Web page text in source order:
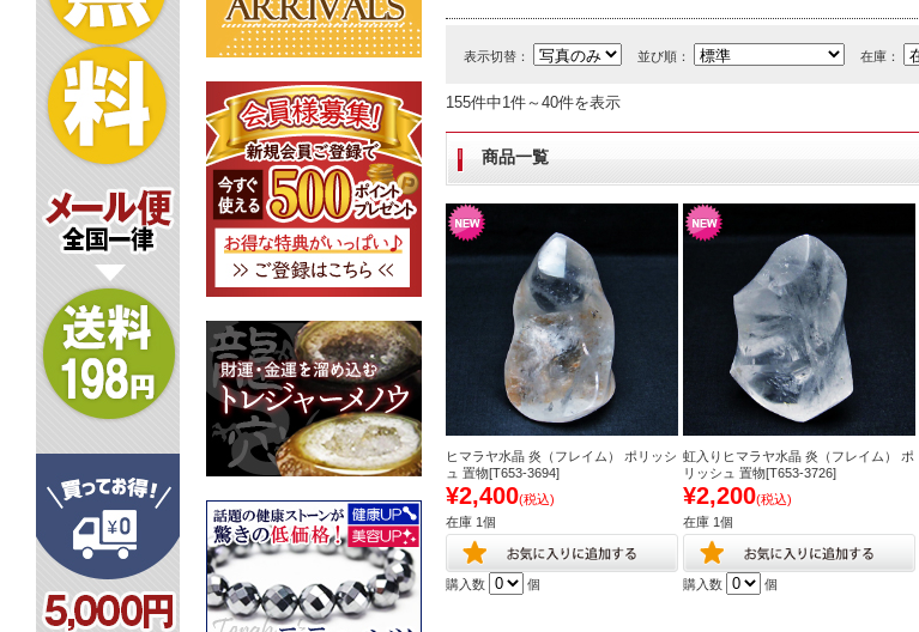
表示切替： 並び順： 在庫：
155件中1件～40件を表示
商品一覧
ヒマラヤ水晶 炎（フレイム） ポリッシ
ュ 置物[T653-3694]
¥2,400(税込)
在庫 1個
購入数 個
虹入りヒマラヤ水晶 炎（フレイム） ポ
リッシュ 置物[T653-3726]
¥2,200(税込)
在庫 1個
購入数 個